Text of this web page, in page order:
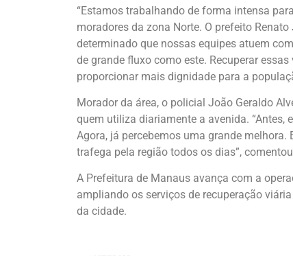
“Estamos trabalhando de forma intensa
moradores da zona Norte. O prefeito
determinado que nossas equipes atuem
de grande fluxo como este. Recuperar
proporcionar mais dignidade para a
Morador da área, o policial João Geraldo
quem utiliza diariamente a avenida.
Agora, já percebemos uma grande
trafega pela região todos os dias”,
A Prefeitura de Manaus avança com a
ampliando os serviços de recuperação
da cidade.